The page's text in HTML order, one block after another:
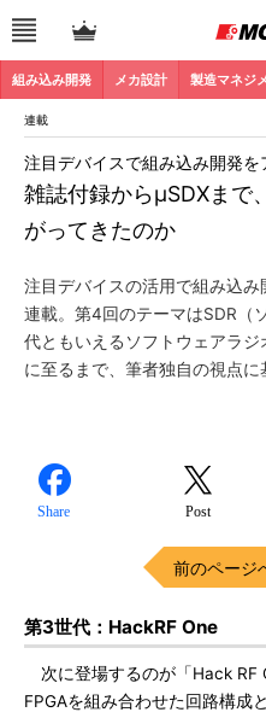
組み込み開発 メカ設計 製造マネジ
連載
雑誌付録からμSDXまで
がってきたのか
注目デバイスで組み込み開発を
注目デバイスの活用で組み込
連載。第4回のテーマはSDR（
代ともいえるソフトウェアラジ
に至るまで、筆者独自の視点に
Share Post
前のページ
第3世代：HackRF One
次に登場するのが「Hack RF
FPGAを組み合わせた回路構成